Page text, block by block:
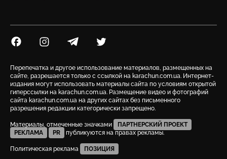
Посилання на Facebook
Посилання на Instagram
Посилання на Telegram
Посилання на Twitter
Перепечатка и другое использование материалов, размещенных на
сайте, разрешается только с ссылкой на karachun.com.ua. Интернет-
издания могут использовать материалы сайта по условиям открытой
гиперссылки на karachun.com.ua. Размещение видео и фотографий
сайта karachun.com.ua на других сайтах без письменного
разрешения редакции категорически запрещено.
Материалы, отмеченные значками
ПАРТНЕРСКИЙ ПРОЕКТ
РЕКЛАМА
PR публикуются на правах рекламы.
Политическая реклама ПОЗИЦИЯ